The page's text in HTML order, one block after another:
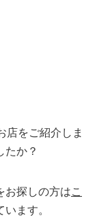
店をご紹介しま
たか？
お探しの方はこ
ます。